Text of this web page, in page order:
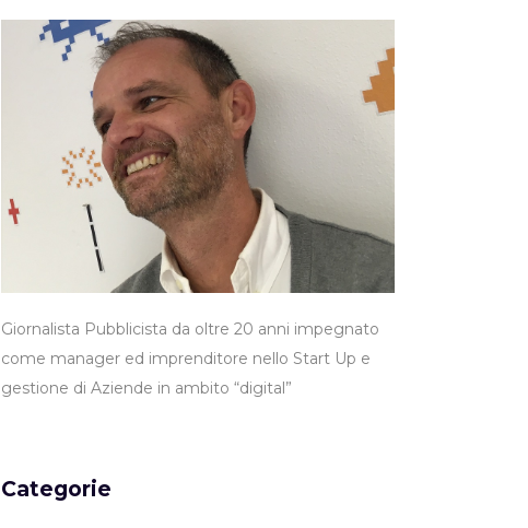
Giornalista Pubblicista da oltre 20 anni impegnato
come manager ed imprenditore nello Start Up e
gestione di Aziende in ambito “digital”
Categorie